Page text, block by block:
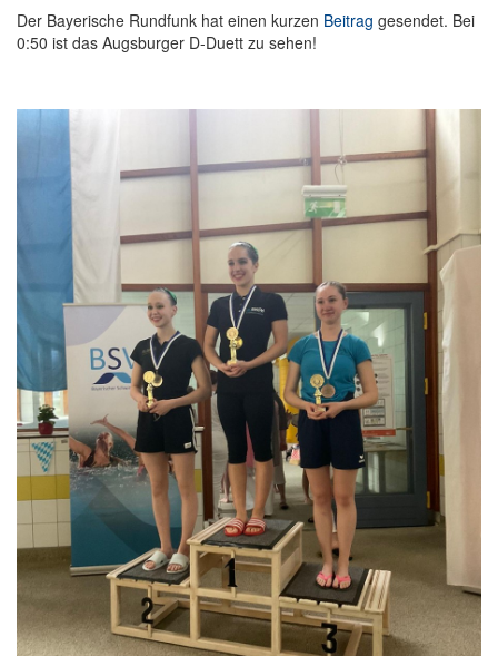
Der Bayerische Rundfunk hat einen kurzen Beitrag gesendet. Bei
0:50 ist das Augsburger D-Duett zu sehen!